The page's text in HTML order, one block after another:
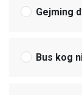
Gejming
Bus kog